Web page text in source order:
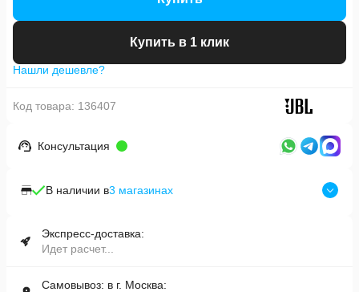
Купить в 1 клик
Нашли дешевле?
Код товара: 136407
Консультация
В наличии в3 магазинах
Экспресс-доставка:
Идет расчет...
Самовывоз: в г. Москва: